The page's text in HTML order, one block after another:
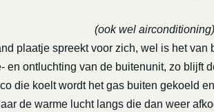
(ook wel airconditioning)
plaatje spreekt voor zich, wel is het van
en ontluchting van de buitenunit, zo blijft
die koelt wordt het gas buiten gekoeld
de warme lucht langs die dan weer